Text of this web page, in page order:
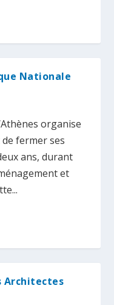
Nationale
organise
fermer ses
ans, durant
et
Architectes